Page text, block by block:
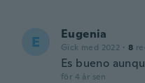
E Eugenia
Gick med 2022 · 8
Es bueno
för 4 år sen